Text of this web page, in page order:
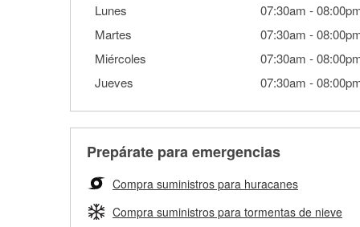
Lunes
07:30am -
Martes
07:30am -
Miércoles
07:30am -
Jueves
07:30am -
Prepárate para emergencias
Compra suministros para huracanes
Compra suministros para tormentas de nieve